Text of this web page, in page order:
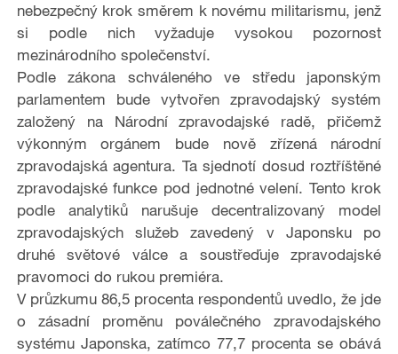
nebezpečný krok směrem k novému militarismu, jenž
si podle nich vyžaduje vysokou pozornost
mezinárodního společenství.
Podle zákona schváleného ve středu japonským
parlamentem bude vytvořen zpravodajský systém
založený na Národní zpravodajské radě, přičemž
výkonným orgánem bude nově zřízená národní
zpravodajská agentura. Ta sjednotí dosud roztříštěné
zpravodajské funkce pod jednotné velení. Tento krok
podle analytiků narušuje decentralizovaný model
zpravodajských služeb zavedený v Japonsku po
druhé světové válce a soustřeďuje zpravodajské
pravomoci do rukou premiéra.
V průzkumu 86,5 procenta respondentů uvedlo, že jde
o zásadní proměnu poválečného zpravodajského
systému Japonska, zatímco 77,7 procenta se obává